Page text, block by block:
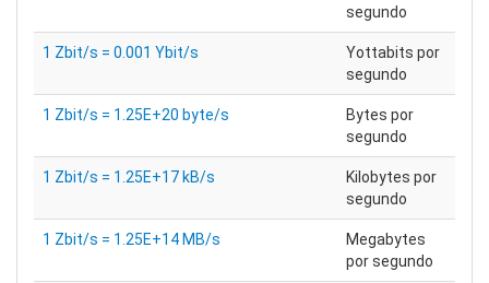
segundo
1 Zbit/s = 0.001 Ybit/s
Yottabits por
segundo
1 Zbit/s = 1.25E+20 byte/s
Bytes por
segundo
1 Zbit/s = 1.25E+17 kB/s
Kilobytes por
segundo
1 Zbit/s = 1.25E+14 MB/s
Megabytes
por segundo